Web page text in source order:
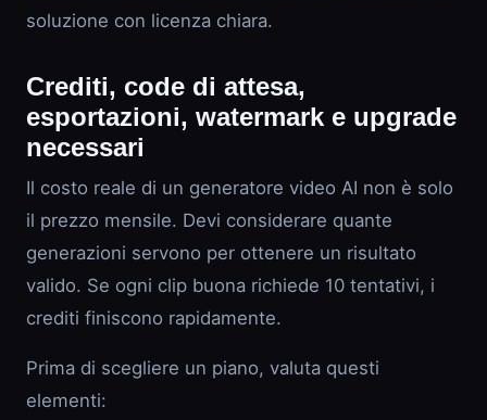
soluzione con licenza chiara.
Crediti, code di attesa,
esportazioni, watermark e upgrade
necessari
Il costo reale di un generatore video AI non è solo
il prezzo mensile. Devi considerare quante
generazioni servono per ottenere un risultato
valido. Se ogni clip buona richiede 10 tentativi, i
crediti finiscono rapidamente.
Prima di scegliere un piano, valuta questi
elementi: